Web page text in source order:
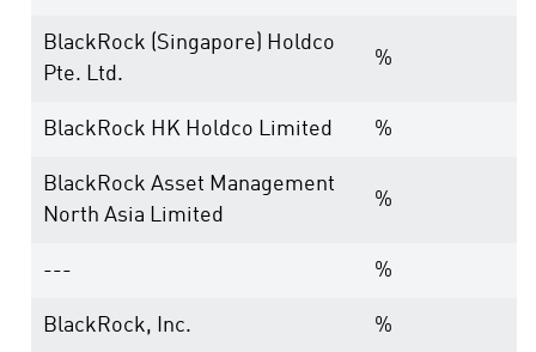
BlackRock (Singapore) Holdco
Pte. Ltd.
%
BlackRock HK Holdco Limited %
BlackRock Asset Management
North Asia Limited
%
--- %
BlackRock, Inc. %